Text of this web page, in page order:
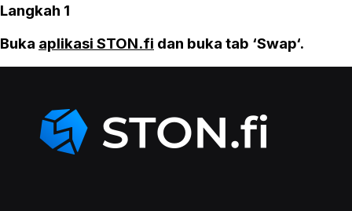
Langkah 1
Buka aplikasi STON.fi dan buka tab ‘Swap‘.